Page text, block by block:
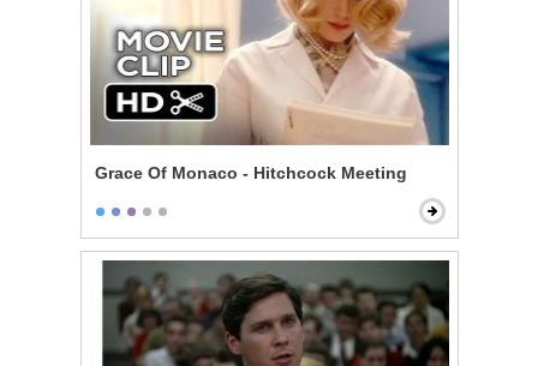
Grace Of Monaco - Hitchcock Meeting